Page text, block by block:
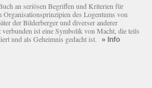
an seriösen Begriffen und Kriterien für
des Logentums von
der Bilderberger und diverser anderer
ist eine Symbolik von Macht, die teils
und als Geheimnis gedacht ist. » Info